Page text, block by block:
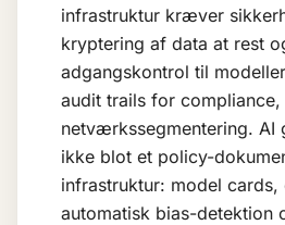
infrastruktur kræver
kryptering af data at rest
adgangskontrol til
audit trails for compliance,
netværkssegmentering. AI
ikke blot et policy-
infrastruktur: model cards,
automatisk bias-detektion